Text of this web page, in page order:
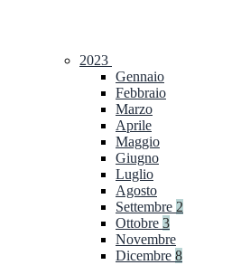
2023
Gennaio
Febbraio
Marzo
Aprile
Maggio
Giugno
Luglio
Agosto
Settembre 2
Ottobre 3
Novembre
Dicembre 8